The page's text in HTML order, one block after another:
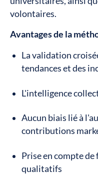
volontaires.
Avantages de la
La validation
tendances et des
L'intelligence
Aucun biais lié à
contributions
Prise en compte
qualitatifs